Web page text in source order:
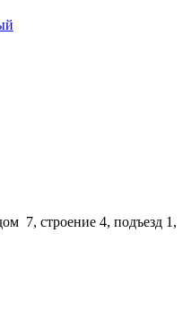
7, строение 4, подъезд 1,